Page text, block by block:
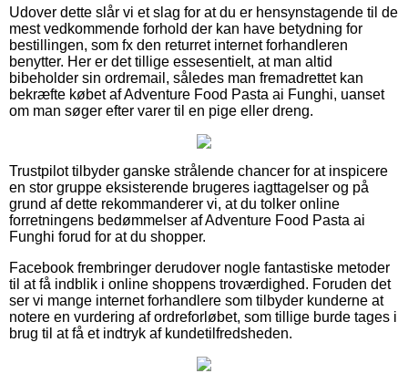
Udover dette slår vi et slag for at du er hensynstagende til de
mest vedkommende forhold der kan have betydning for
bestillingen, som fx den returret internet forhandleren
benytter. Her er det tillige essesentielt, at man altid
bibeholder sin ordremail, således man fremadrettet kan
bekræfte købet af Adventure Food Pasta ai Funghi, uanset
om man søger efter varer til en pige eller dreng.
Trustpilot tilbyder ganske strålende chancer for at inspicere
en stor gruppe eksisterende brugeres iagttagelser og på
grund af dette rekommanderer vi, at du tolker online
forretningens bedømmelser af Adventure Food Pasta ai
Funghi forud for at du shopper.
Facebook frembringer derudover nogle fantastiske metoder
til at få indblik i online shoppens troværdighed. Foruden det
ser vi mange internet forhandlere som tilbyder kunderne at
notere en vurdering af ordreforløbet, som tillige burde tages i
brug til at få et indtryk af kundetilfredsheden.